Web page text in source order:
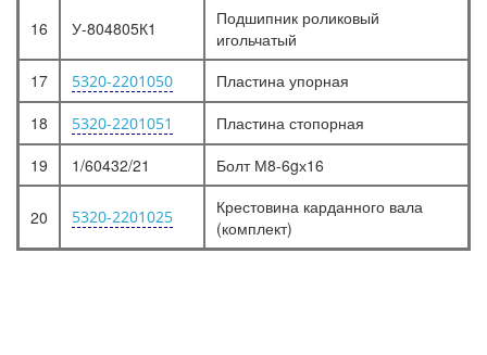
16 У-804805К1
Подшипник роликовый
игольчатый
17
5320-2201050
Пластина упорная
18
5320-2201051
Пластина стопорная
19
1/60432/21 Болт М8-6gх16
20 5320-2201025
Крестовина карданного вала
(комплект)